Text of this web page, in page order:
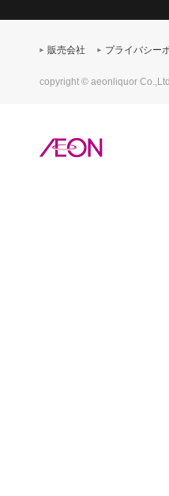
販売会社 プライバシー
copyright © aeonliquor